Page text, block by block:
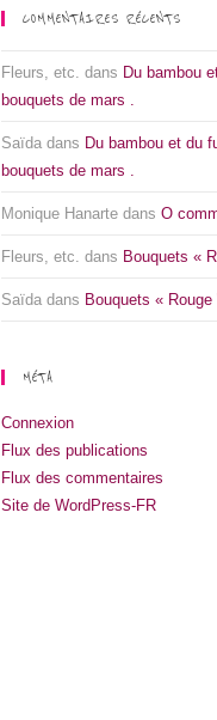
COMMENTAIRES RÉCENTS
Fleurs, etc. dans Du bambou
bouquets de mars .
Saïda dans Du bambou et du
bouquets de mars .
Monique Hanarte dans O
Fleurs, etc. dans Bouquets «
Saïda dans Bouquets «
MÉTA
Connexion
Flux des publications
Flux des commentaires
Site de WordPress-FR